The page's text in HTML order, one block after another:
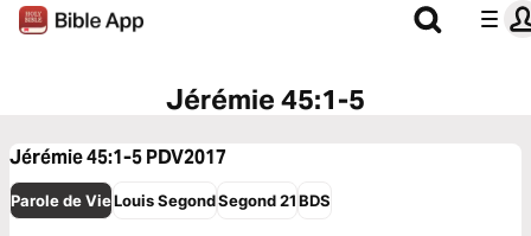
Jérémie 45:1-5
Jérémie 45:1-5PDV2017
Parole de VieLouis SegondSegond 21BDS